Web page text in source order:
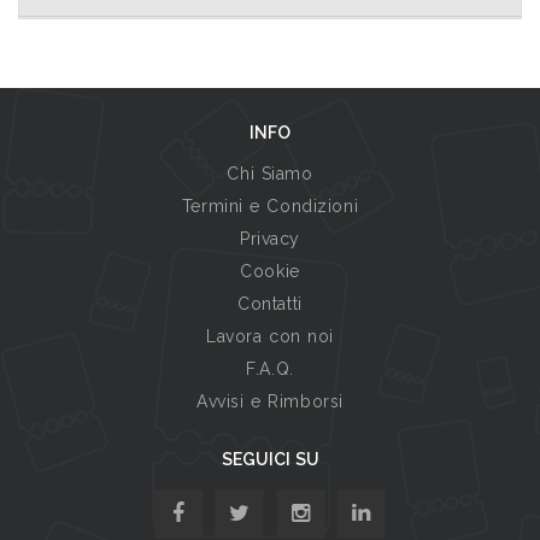
INFO
Chi Siamo
Termini e Condizioni
Privacy
Cookie
Contatti
Lavora con noi
F.A.Q.
Avvisi e Rimborsi
SEGUICI SU